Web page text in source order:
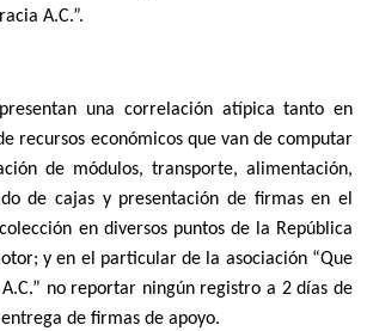
A.C.”.
una correlación atípica tanto en
recursos económicos que van de computar
de módulos, transporte, alimentación,
de cajas y presentación de firmas en el
en diversos puntos de la República
y en el particular de la asociación “Que
no reportar ningún registro a 2 días de
de firmas de apoyo.